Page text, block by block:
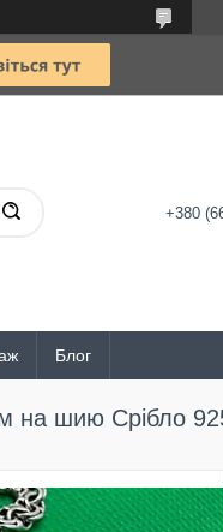
+380
Блог
на шию Срібло